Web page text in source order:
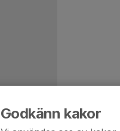
Godkänn kakor